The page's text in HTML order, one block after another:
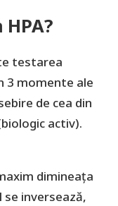
testarea
3 momente ale
de cea din
activ).
dimineața
inversează,